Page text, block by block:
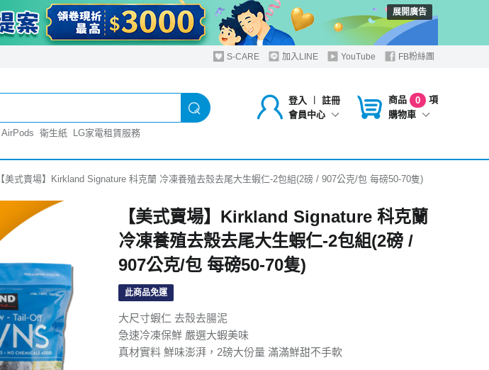
展開廣告
S-CARE 加入LINE YouTube FB粉絲團
登入 ︱
註冊
會員中心
商品 0
項
購物車
AirPods 衛生紙 LG家電租賃服務
【美式賣場】Kirkland Signature 科克蘭 冷凍養殖去殼去尾大生蝦仁-2包組(2磅 / 907公克/包 每磅50-70隻)
【美式賣場】Kirkland Signature 科克蘭
冷凍養殖去殼去尾大生蝦仁-2包組(2磅 /
907公克/包 每磅50-70隻)
此商品免運
大尺寸蝦仁 去殼去腸泥
急速冷凍保鮮 嚴選大蝦美味
真材實料 鮮味澎湃，2磅大份量 滿滿鮮甜不手軟